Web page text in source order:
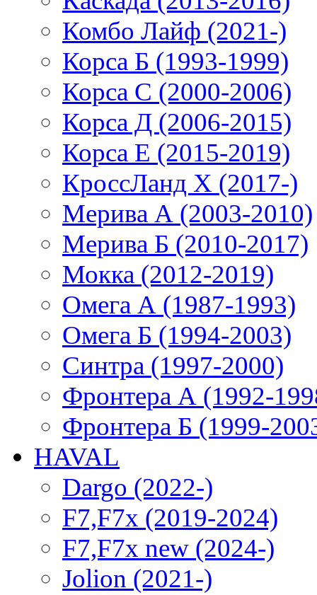
Комбо Лайф (2021-)
Корса Б (1993-1999)
Корса С (2000-2006)
Корса Д (2006-2015)
Корса E (2015-2019)
КроссЛанд X (2017-)
Мерива А (2003-2010)
Мерива Б (2010-2017)
Мокка (2012-2019)
Омега А (1987-1993)
Омега Б (1994-2003)
Синтра (1997-2000)
Фронтера А (1992-
Фронтера Б (1999-
HAVAL
Dargo (2022-)
F7,F7x (2019-2024)
F7,F7x new (2024-)
Jolion (2021-)